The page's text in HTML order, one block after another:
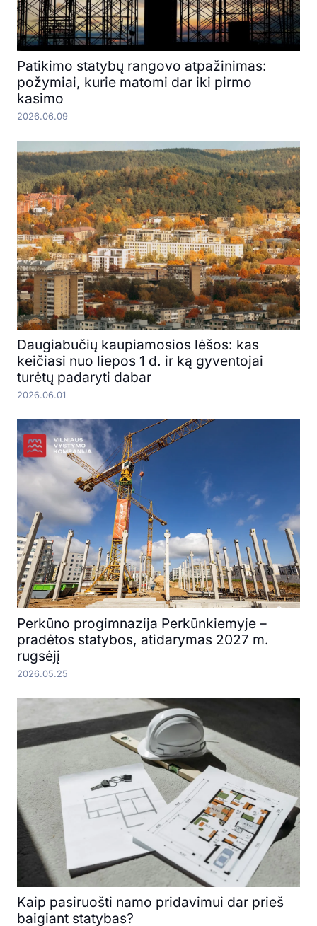
Patikimo statybų rangovo atpažinimas:
požymiai, kurie matomi dar iki pirmo
kasimo
2026.06.09
Daugiabučių kaupiamosios lėšos: kas
keičiasi nuo liepos 1 d. ir ką gyventojai
turėtų padaryti dabar
2026.06.01
Perkūno progimnazija Perkūnkiemyje –
pradėtos statybos, atidarymas 2027 m.
rugsėjį
2026.05.25
Kaip pasiruošti namo pridavimui dar prieš
baigiant statybas?